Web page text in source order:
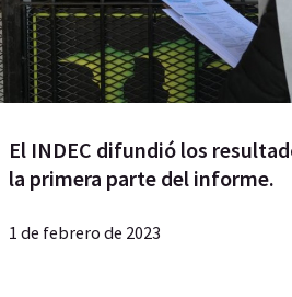
El INDEC difundió los
la primera parte del informe.
1 de febrero de 2023